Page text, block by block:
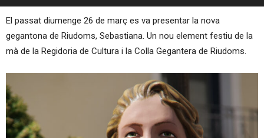
El passat diumenge 26 de març es va presentar la nova
gegantona de Riudoms, Sebastiana. Un nou element festiu de la
mà de la Regidoria de Cultura i la Colla Gegantera de Riudoms.